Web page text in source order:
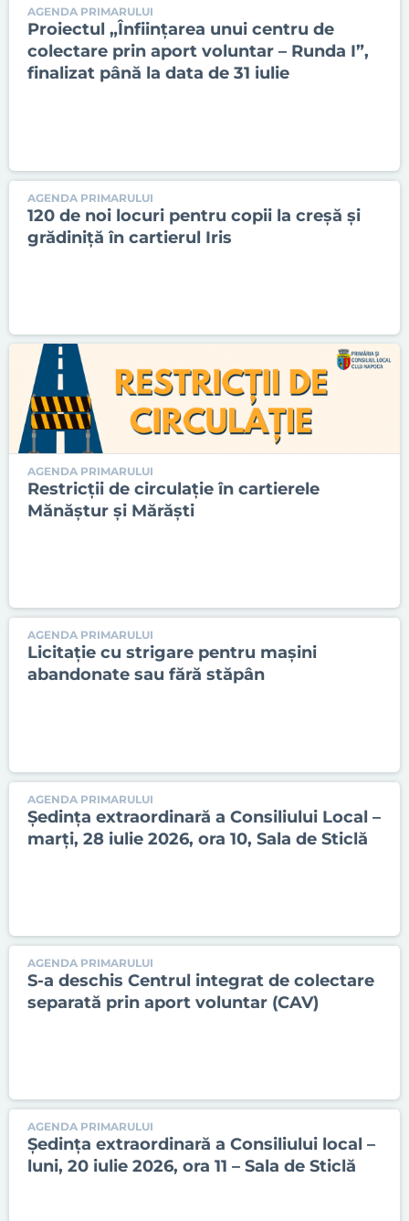
AGENDA PRIMARULUI
Proiectul „Înființarea unui centru de
colectare prin aport voluntar – Runda I”,
finalizat până la data de 31 iulie
AGENDA PRIMARULUI
120 de noi locuri pentru copii la creșă și
grădiniță în cartierul Iris
AGENDA PRIMARULUI
Restricții de circulație în cartierele
Mănăștur și Mărăști
AGENDA PRIMARULUI
Licitație cu strigare pentru mașini
abandonate sau fără stăpân
AGENDA PRIMARULUI
Ședința extraordinară a Consiliului Local –
marți, 28 iulie 2026, ora 10, Sala de Sticlă
AGENDA PRIMARULUI
S-a deschis Centrul integrat de colectare
separată prin aport voluntar (CAV)
AGENDA PRIMARULUI
Ședința extraordinară a Consiliului local –
luni, 20 iulie 2026, ora 11 – Sala de Sticlă